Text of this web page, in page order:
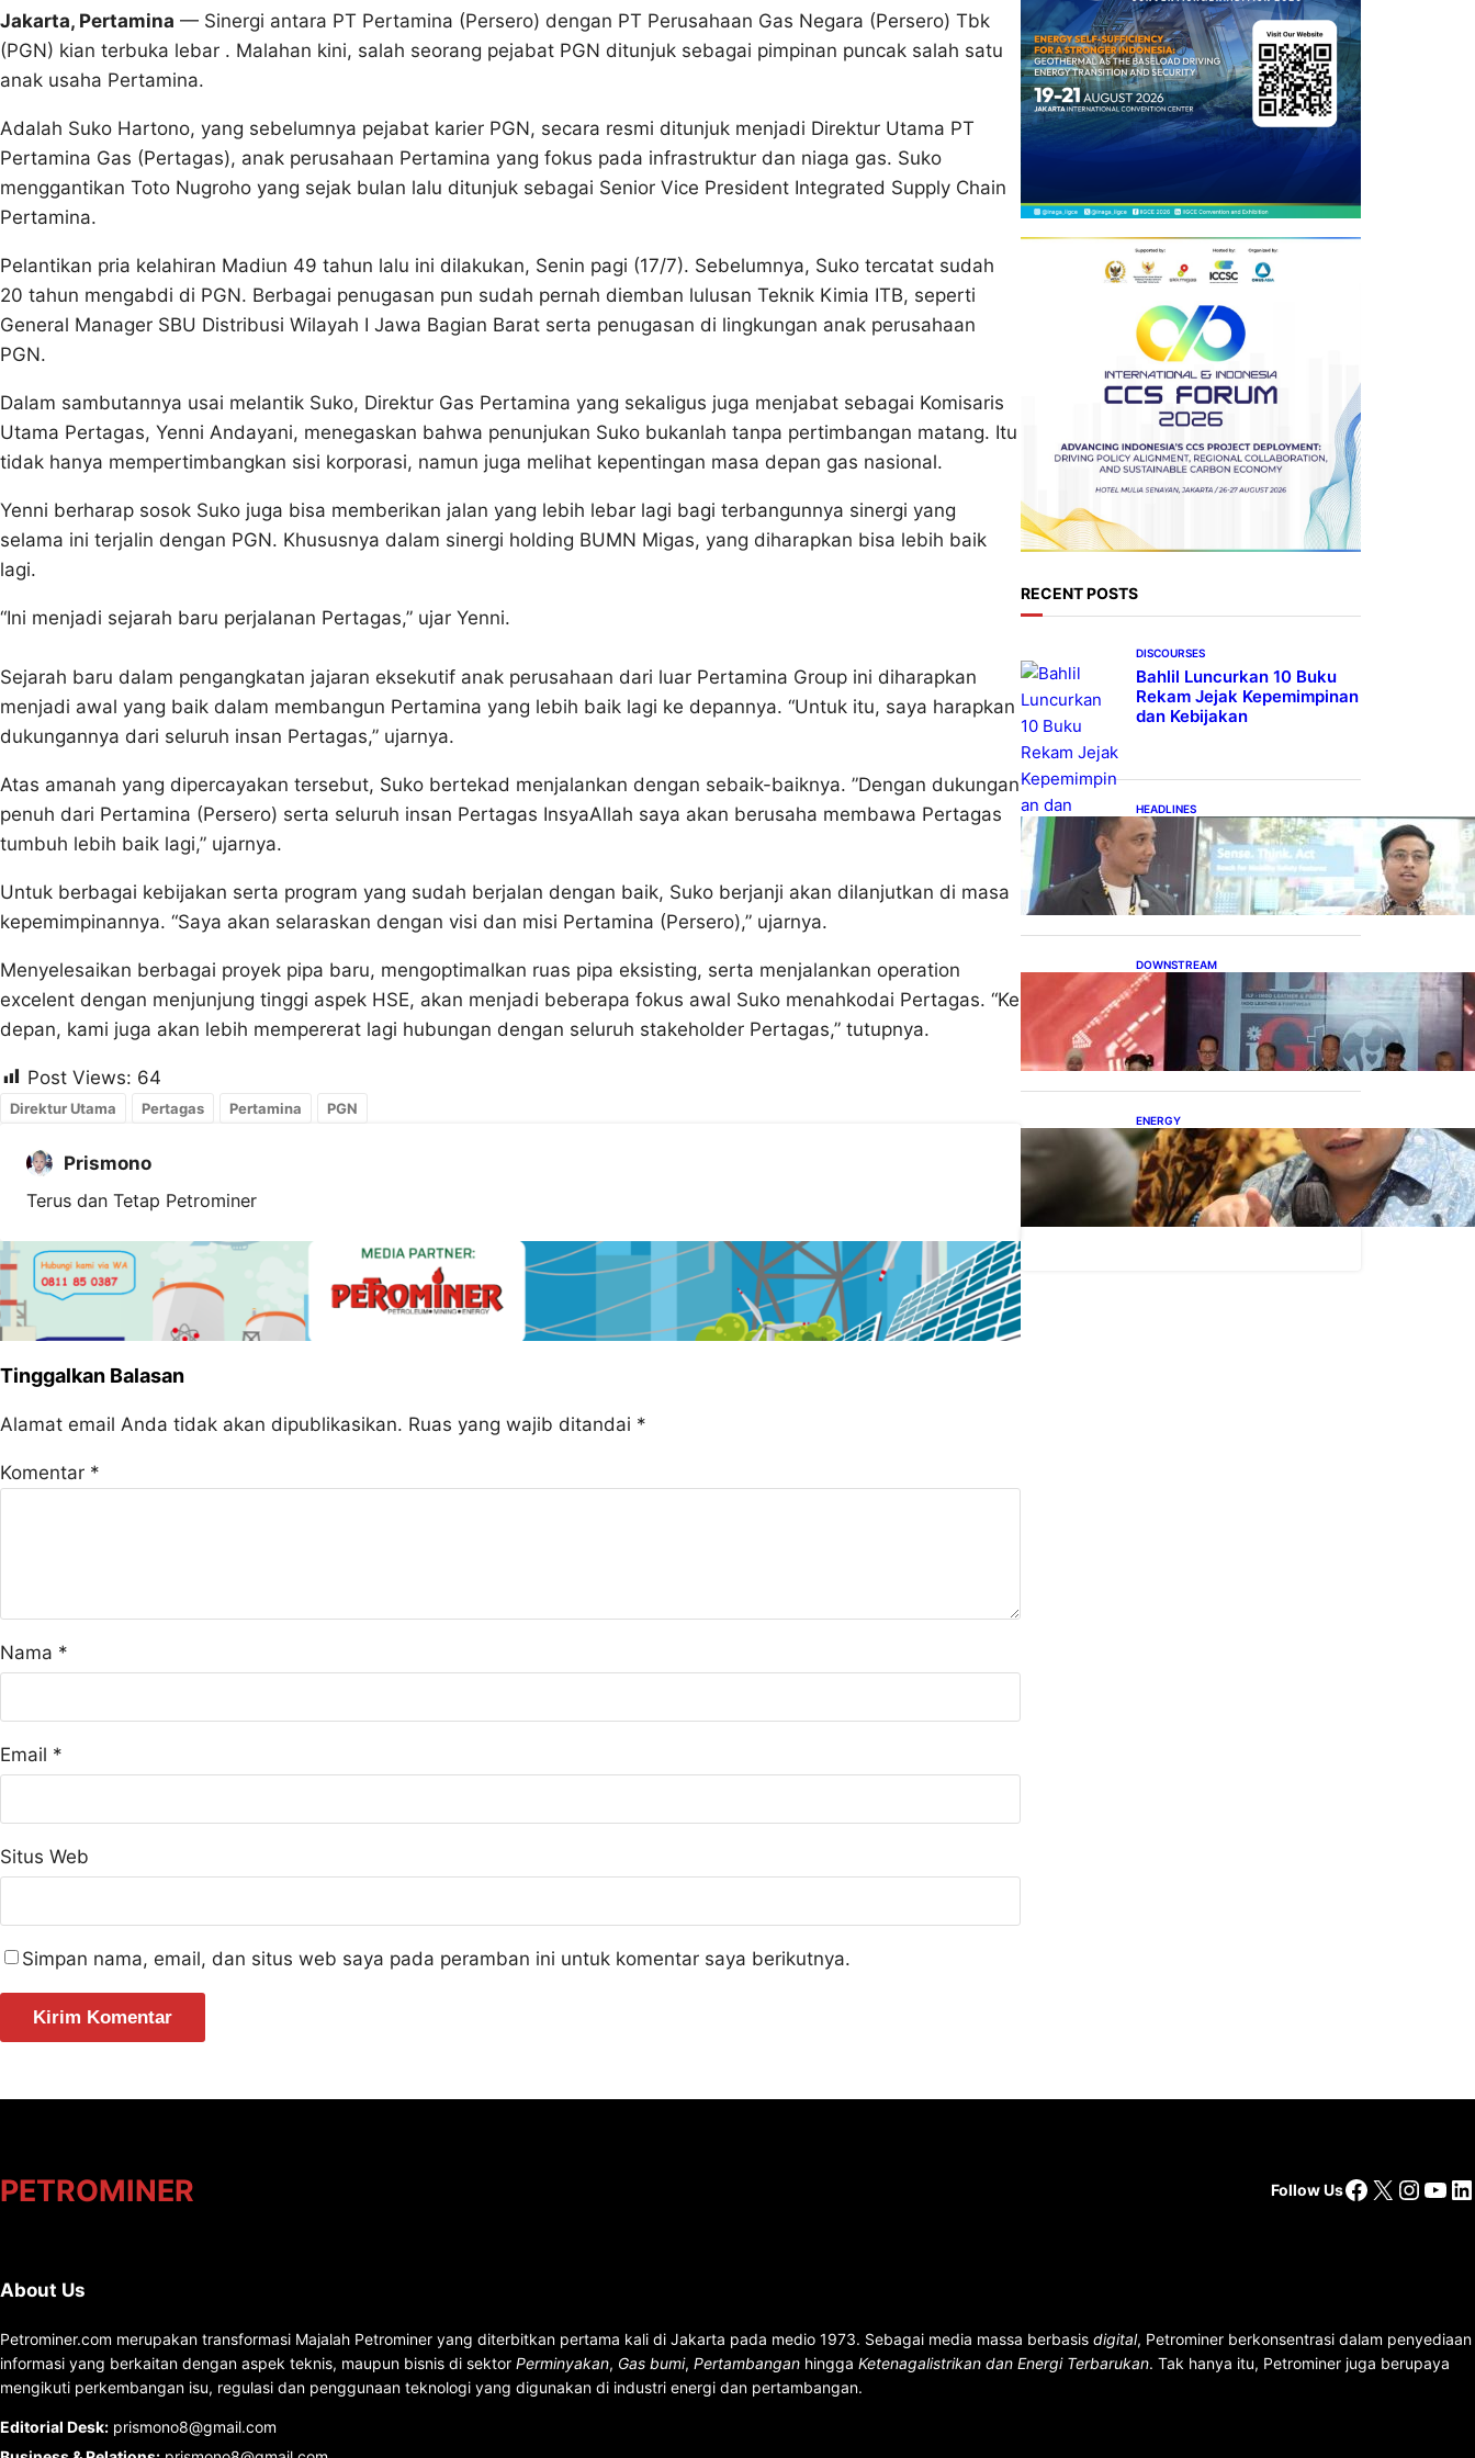
Jakarta, Pertamina — Sinergi antara PT Pertamina (Persero) dengan PT Perusahaan Gas Negara (Persero) Tbk
(PGN) kian terbuka lebar ‎. Malahan kini, salah seorang pejabat PGN ditunjuk sebagai pimpinan puncak salah satu
anak usaha Pertamina.
Adalah Suko Hartono, yang sebelumnya ‎pejabat karier PGN, secara resmi ditunjuk menjadi Direktur Utama PT
Pertamina Gas (Pertagas), anak perusahaan Pertamina yang fokus pada infrastruktur dan niaga gas. Suko
menggantikan Toto Nugroho yang sejak bulan lalu ditunjuk sebagai Senior Vice President Integrated Supply Chain
Pertamina.
‎Pelantikan pria kelahiran Madiun 49 tahun lalu ini dilakukan, Senin pagi (17/7). Sebelumnya, Suko ‎tercatat sudah
20 tahun ‎mengabdi di PGN. Berbagai penugasan pun sudah pernah diemban lulusan Teknik Kimia ITB, seperti
General Manager SBU Distribusi Wilayah I Jawa Bagian Barat serta penugasan di lingkungan anak perusahaan
PGN.
Dalam sambutannya usai melantik Suko, Direktur Gas Pertamina yang sekaligus juga menjabat sebagai Komisaris
Utama Pertagas, Yenni Andayani, menegaskan bahwa penunjukan Suko bukanlah tanpa pertimbangan matang. Itu
tidak hanya mempertimbangkan sisi korporasi, namun juga melihat kepentingan masa depan gas nasional.
Yenni berharap sosok Suko juga bisa memberikan jalan yang lebih lebar lagi bagi terbangunnya sinergi yang
selama ini terjalin dengan PGN. Khususnya dalam sinergi holding BUMN Migas, yang diharapkan bisa lebih baik
lagi.
“Ini menjadi sejarah baru perjalanan Pertagas,” ujar Yenni.
Sejarah baru dalam pengangkatan jajaran eksekutif anak perusahaan dari luar Pertamina Group ini diharapkan
menjadi awal yang baik dalam membangun Pertamina yang lebih baik lagi ke depannya. “Untuk itu, saya harapkan
dukungannya dari seluruh insan Pertagas‎,” ujarnya.
Atas amanah yang dipercayakan tersebut, ‎Suko bertekad menjalankan dengan sebaik-baiknya. ‎”Dengan dukungan
penuh dari Pertamina (Persero) serta seluruh insan Pertagas InsyaAllah saya akan berusaha membawa Pertagas
tumbuh lebih baik lagi,” ujarnya.
Untuk berbagai kebijakan serta ‎program yang sudah berjalan dengan baik, Suko berjanji akan dilanjutkan di masa
kepemimpinannya. “Saya akan selaraskan dengan visi dan misi Pertamina (Persero),” ujarnya.
Menyelesaikan berbagai proyek pipa baru, mengoptimalkan ruas pipa eksisting, serta menjalankan operation
excelent dengan menjunjung tinggi aspek HSE, akan menjadi beberapa fokus awal Suko menahkodai Pertagas. “Ke
depan, kami juga akan lebih mempererat lagi hubungan dengan seluruh stakeholder Pertagas,” tutupnya.
Post Views: 64
Direktur Utama Pertagas Pertamina PGN
Prismono
Terus dan Tetap Petrominer
Tinggalkan Balasan
Alamat email Anda tidak akan dipublikasikan. Ruas yang wajib ditandai *
Komentar *
Nama *
Email *
Situs Web
Simpan nama, email, dan situs web saya pada peramban ini untuk komentar saya berikutnya.
RECENT POSTS
DISCOURSES
Bahlil Luncurkan 10 Buku
Rekam Jejak Kepemimpinan
dan Kebijakan
HEADLINES
Teknologi Keselamatan,
Penentu Baru Persaingan
Industri Otomotif
DOWNSTREAM
Terbuka, Peluang Usaha
bagi IKM Alas Kaki Lokal
ENERGY
IESR: Kepemimpinan
Terpadu jadi Kunci
Percepatan PLTS 100 GW
PETROMINER Follow UsFacebook
X
About Us
Petrominer.com merupakan transformasi Majalah Petrominer yang diterbitkan pertama kali di Jakarta pada medio 1973. Sebagai media massa berbasis digital, Petrominer berkonsentrasi dalam penyediaan
informasi yang berkaitan dengan aspek teknis, maupun bisnis di sektor Perminyakan, Gas bumi, Pertambangan hingga Ketenagalistrikan dan Energi Terbarukan. Tak hanya itu, Petrominer juga berupaya
mengikuti perkembangan isu, regulasi dan penggunaan teknologi yang digunakan di industri energi dan pertambangan.
Editorial Desk: prismono8@gmail.com